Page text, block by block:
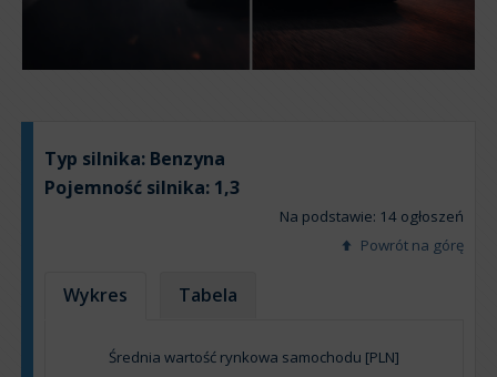
Typ silnika: Benzyna
Pojemność silnika: 1,3
Na podstawie: 14 ogłoszeń
Powrót na górę
Wykres Tabela
Średnia wartość rynkowa samochodu [PLN]